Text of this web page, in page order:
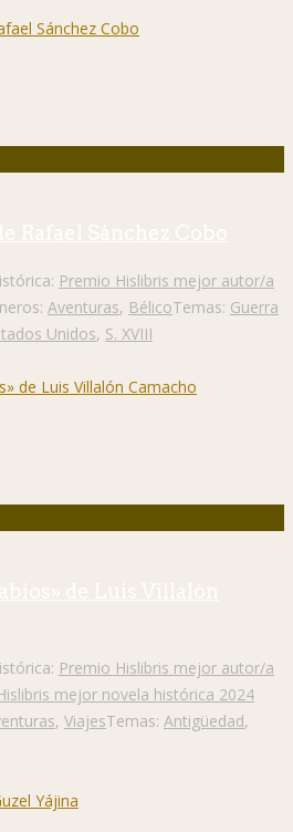
Rafael Sánchez Cobo
Premio Hislibris mejor autor/a
Aventuras, BélicoTemas: Guerra
Unidos, S. XVIII
de Luis Villalón
Premio Hislibris mejor autor/a
mejor novela histórica 2024
, ViajesTemas: Antigüedad,